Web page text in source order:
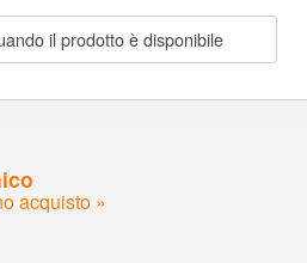
il prodotto è disponibile
acquisto »